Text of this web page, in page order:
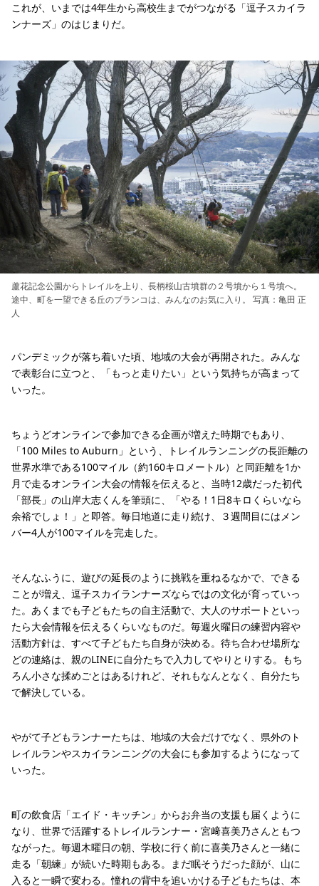
これが、いまでは4年生から高校生までがつながる「逗子スカイラ
ンナーズ」のはじまりだ。
蘆花記念公園からトレイルを上り、長柄桜山古墳群の２号墳から１号墳へ。
途中、町を一望できる丘のブランコは、みんなのお気に入り。 写真：亀田 正
人
パンデミックが落ち着いた頃、地域の大会が再開された。みんな
で表彰台に立つと、「もっと走りたい」という気持ちが高まって
いった。
ちょうどオンラインで参加できる企画が増えた時期でもあり、
「100 Miles to Auburn」という、トレイルランニングの長距離の
世界水準である100マイル（約160キロメートル）と同距離を1か
月で走るオンライン大会の情報を伝えると、当時12歳だった初代
「部長」の山岸大志くんを筆頭に、「やる！1日8キロくらいなら
余裕でしょ！」と即答。毎日地道に走り続け、３週間目にはメン
バー4人が100マイルを完走した。
そんなふうに、遊びの延長のように挑戦を重ねるなかで、できる
ことが増え、逗子スカイランナーズならではの文化が育っていっ
た。あくまでも子どもたちの自主活動で、大人のサポートといっ
たら大会情報を伝えるくらいなものだ。毎週火曜日の練習内容や
活動方針は、すべて子どもたち自身が決める。待ち合わせ場所な
どの連絡は、親のLINEに自分たちで入力してやりとりする。もち
ろん小さな揉めごとはあるけれど、それもなんとなく、自分たち
で解決している。
やがて子どもランナーたちは、地域の大会だけでなく、県外のト
レイルランやスカイランニングの大会にも参加するようになって
いった。
町の飲食店「エイド・キッチン」からお弁当の支援も届くように
なり、世界で活躍するトレイルランナー・宮﨑喜美乃さんともつ
ながった。毎週木曜日の朝、学校に行く前に喜美乃さんと一緒に
走る「朝練」が続いた時期もある。まだ眠そうだった顔が、山に
入ると一瞬で変わる。憧れの背中を追いかける子どもたちは、本